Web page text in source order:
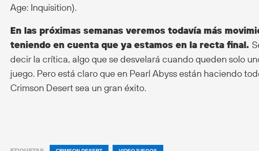
Age: Inquisition).
En las próximas semanas veremos todavía más
teniendo en cuenta que ya estamos en la recta final.
decir la crítica, algo que se desvelará cuando queden solo
juego. Pero está claro que en Pearl Abyss están haciendo
Crimson Desert sea un gran éxito.